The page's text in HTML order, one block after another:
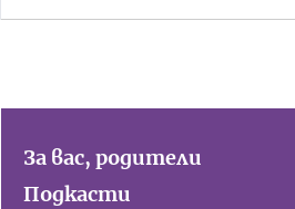
За вас, родители
Подкасти